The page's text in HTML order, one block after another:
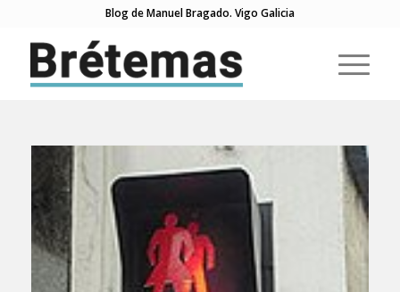
Blog de Manuel Bragado. Vigo Galicia